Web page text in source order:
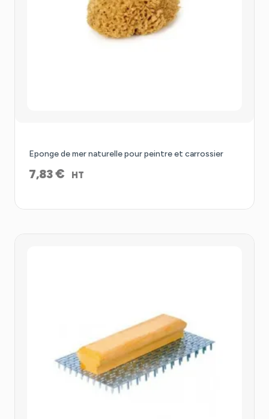
Eponge de mer naturelle pour peintre et carrossier
7,83€ HT